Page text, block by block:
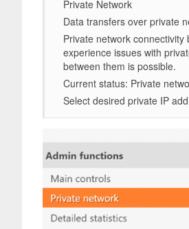
Private Network
Data transfers over private
Private network
experience issues with
between them is possible.
Current status: Private
Select desired private IP